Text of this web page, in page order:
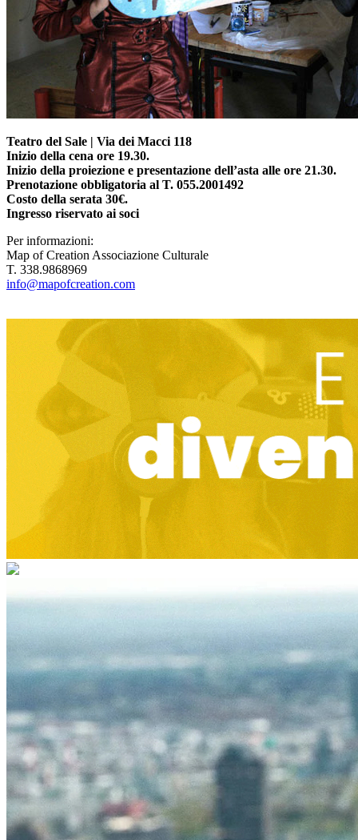
Teatro del Sale | Via dei Macci 118
Inizio della cena ore 19.30.
Inizio della proiezione e presentazione dell’asta alle ore 21.30.
Prenotazione obbligatoria al T. 055.2001492
Costo della serata 30€.
Ingresso riservato ai soci
Per informazioni:
Map of Creation Associazione Culturale
T. 338.9868969
info@mapofcreation.com